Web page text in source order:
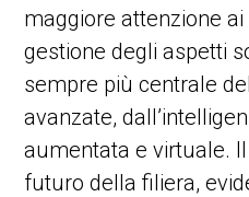
maggiore attenzione
gestione degli aspetti
sempre più centrale
avanzate,
aumentata e virtuale.
futuro della filiera,